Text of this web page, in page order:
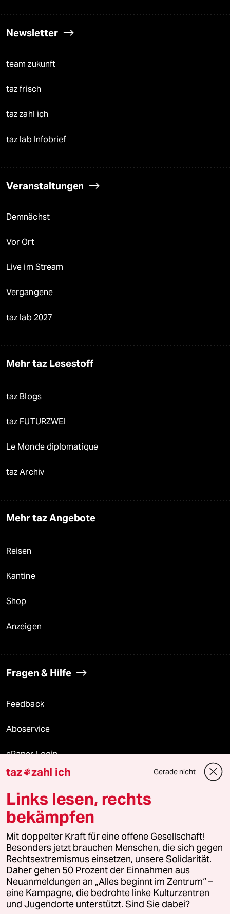
Newsletter
team zukunft
taz frisch
taz zahl ich
taz lab Infobrief
Veranstaltungen
Demnächst
Vor Ort
Live im Stream
Vergangene
taz lab 2027
Mehr taz Lesestoff
taz Blogs
taz FUTURZWEI
Le Monde diplomatique
taz Archiv
Mehr taz Angebote
Reisen
Kantine
Shop
Anzeigen
Fragen & Hilfe
Feedback
Aboservice
ePaper Login
Downloads für Abonnierende
© 2026 taz Verlags und Vertriebs GmbH
Alle Rechte vorbehalten. Bei rechtlichen Fragen oder für Genehmigungen
wenden Sie sich bitte an lizenzen@taz.de
Feedback Redaktionsstatut Kommune-Richtlinien
Leitlinie Informant Datenschutz Impressum AGB
taz zahl ich Gerade nicht
Links lesen, rechts
bekämpfen
Mit doppelter Kraft für eine offene Gesellschaft!
Besonders jetzt brauchen Menschen, die sich gegen
Rechtsextremismus einsetzen, unsere Solidarität.
Daher gehen 50 Prozent der Einnahmen aus
Neuanmeldungen an „Alles beginnt im Zentrum“ –
eine Kampagne, die bedrohte linke Kulturzentren
und Jugendorte unterstützt. Sind Sie dabei?